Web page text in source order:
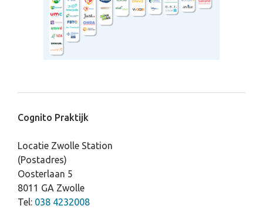
Cognito Praktijk
Locatie Zwolle Station
(Postadres)
Oosterlaan 5
8011 GA Zwolle
Tel: 038 4232008